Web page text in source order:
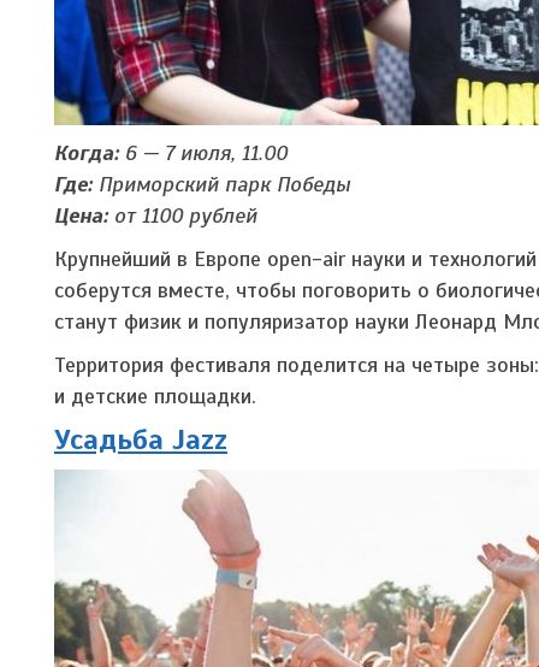
Когда:6 — 7 июля, 11.00
Где:Приморский парк Победы
Цена:от 1100 рублей
Крупнейший в Европе open-air науки и
соберутся вместе, чтобы поговорить о
станут физик и популяризатор науки Леонард
Территория фестиваля поделится на четыре
и детские площадки.
Усадьба Jazz